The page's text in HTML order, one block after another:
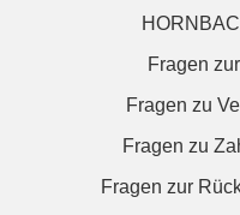
Fragen
Fragen zu
Fragen zu
Fragen zur